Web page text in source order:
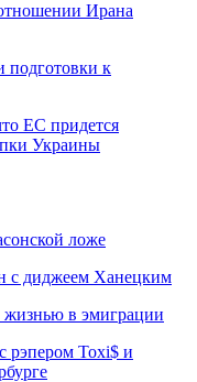
Ирана
подготовки к
ЕС придется
Украины
ложе
с диджеем Ханецким
в эмиграции
рэпером Toxi$ и